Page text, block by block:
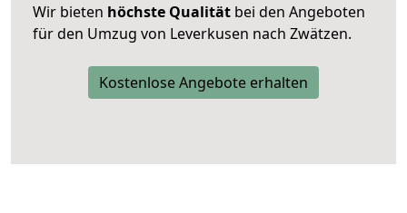
Wir bieten höchste Qualität bei den Angeboten
für den Umzug von Leverkusen nach Zwätzen.
Kostenlose Angebote erhalten